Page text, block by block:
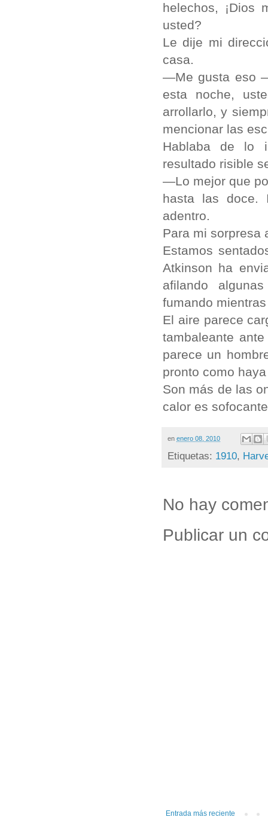
helechos, ¡Dios
usted?
Le dije mi
casa.
—Me gusta eso
esta noche,
arrollarlo, y
mencionar las
Hablaba de lo
resultado risible
—Lo mejor que
hasta las doce.
adentro.
Para mi sorpresa
Estamos
Atkinson ha
afilando
fumando
El aire parece
tambaleante
parece un
pronto como
Son más de las
calor es
en enero 08, 2010
Etiquetas: 1910,
No hay
Publicar un
Entrada más reciente